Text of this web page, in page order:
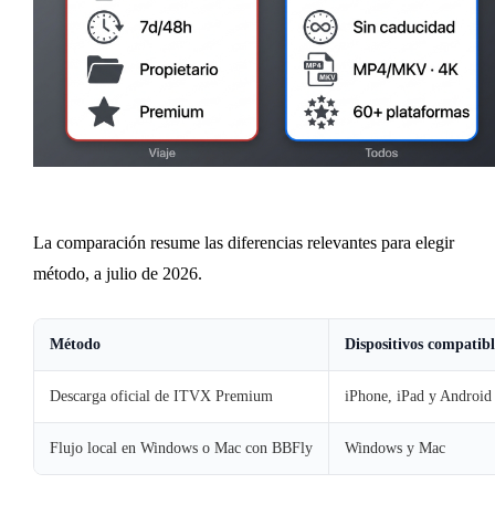
La comparación resume las diferencias relevantes para elegir
método, a julio de 2026.
Método Dispositivos
Descarga oficial de ITVX Premium iPhone, iPad y Android
Flujo local en Windows o Mac con BBFly Windows y Mac